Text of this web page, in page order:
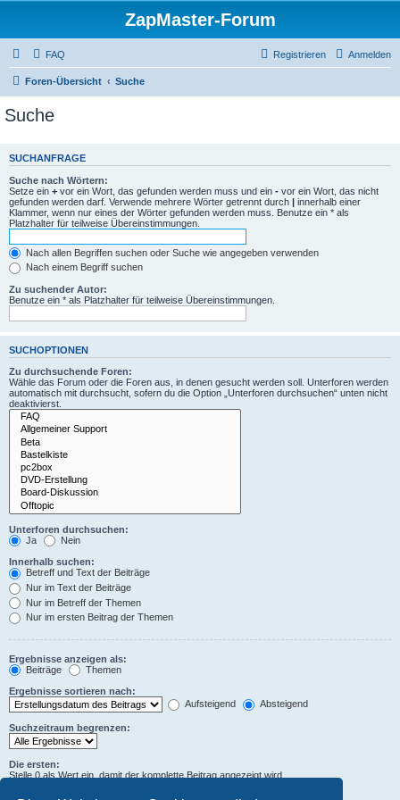
ZapMaster-Forum
FAQ Anmelden
Registrieren
Foren-Übersicht Suche
Suche
SUCHANFRAGE
Suche nach Wörtern:
Setze ein + vor ein Wort, das gefunden werden muss und ein - vor ein Wort, das nicht
gefunden werden darf. Verwende mehrere Wörter getrennt durch | innerhalb einer
Klammer, wenn nur eines der Wörter gefunden werden muss. Benutze ein * als
Platzhalter für teilweise Übereinstimmungen.
Nach allen Begriffen suchen oder Suche wie angegeben verwenden
Nach einem Begriff suchen
Zu suchender Autor:
Benutze ein * als Platzhalter für teilweise Übereinstimmungen.
SUCHOPTIONEN
Zu durchsuchende Foren:
Wähle das Forum oder die Foren aus, in denen gesucht werden soll. Unterforen werden
automatisch mit durchsucht, sofern du die Option „Unterforen durchsuchen“ unten nicht
deaktivierst.
Unterforen durchsuchen:
Ja
Nein
Innerhalb suchen:
Betreff und Text der Beiträge
Nur im Text der Beiträge
Nur im Betreff der Themen
Nur im ersten Beitrag der Themen
Ergebnisse anzeigen als:
Beiträge
Themen
Ergebnisse sortieren nach:
Aufsteigend
Absteigend
Suchzeitraum begrenzen:
Die ersten:
Stelle 0 als Wert ein, damit der komplette Beitrag angezeigt wird.